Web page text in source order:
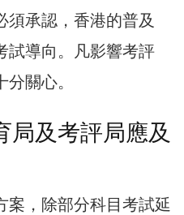
須承認，香港的普及
試導向。凡影響考評
關心。
局及考評局應及
案，除部分科目考試延